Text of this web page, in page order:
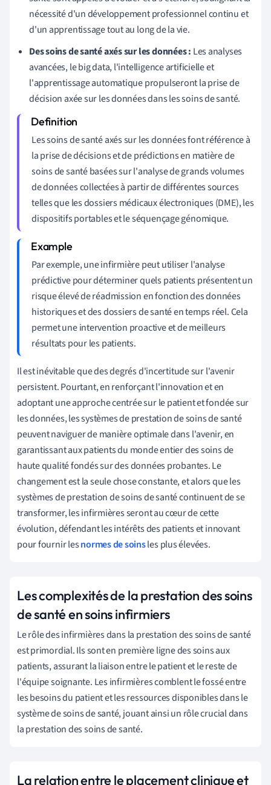
nécessité d'un développement professionnel continu et
d'un apprentissage tout au long de la vie.
Des soins de santé axés sur les données : Les analyses
avancées, le big data, l'intelligence artificielle et
l'apprentissage automatique propulseront la prise de
décision axée sur les données dans les soins de santé.
Les soins de santé axés sur les données font référence à
la prise de décisions et de prédictions en matière de
soins de santé basées sur l'analyse de grands volumes
de données collectées à partir de différentes sources
telles que les dossiers médicaux électroniques (DME), les
dispositifs portables et le séquençage génomique.
Par exemple, une infirmière peut utiliser l'analyse
prédictive pour déterminer quels patients présentent un
risque élevé de réadmission en fonction des données
historiques et des dossiers de santé en temps réel. Cela
permet une intervention proactive et de meilleurs
résultats pour les patients.
Il est inévitable que des degrés d'incertitude sur l'avenir
persistent. Pourtant, en renforçant l'innovation et en
adoptant une approche centrée sur le patient et fondée sur
les données, les systèmes de prestation de soins de santé
peuvent naviguer de manière optimale dans l'avenir, en
garantissant aux patients du monde entier des soins de
haute qualité fondés sur des données probantes. Le
changement est la seule chose constante, et alors que les
systèmes de prestation de soins de santé continuent de se
transformer, les infirmières seront au cœur de cette
évolution, défendant les intérêts des patients et innovant
pour fournir lesnormes de soinsles plus élevées.
Les complexités de la prestation des soins
de santé en soins infirmiers
Le rôle des infirmières dans la prestation des soins de santé
est primordial. Ils sont en première ligne des soins aux
patients, assurant la liaison entre le patient et le reste de
l'équipe soignante. Les infirmières comblent le fossé entre
les besoins du patient et les ressources disponibles dans le
système de soins de santé, jouant ainsi un rôle crucial dans
la prestation des soins de santé.
La relation entre le placement clinique et